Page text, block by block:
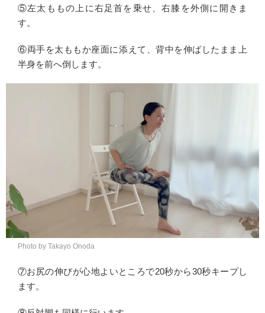
⑤左太ももの上に右足首を乗せ、右膝を外側に開きま
す。
⑥両手を太ももか座面に添えて、背中を伸ばしたまま上
半身を前へ倒します。
Photo by Takayo Onoda
⑦お尻の伸びが心地よいところで20秒から30秒キープし
ます。